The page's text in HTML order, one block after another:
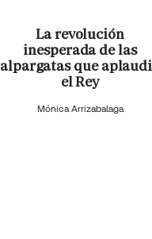
La revolución
inesperada de las
alpargatas que
el Rey
Mónica Arrizabalaga